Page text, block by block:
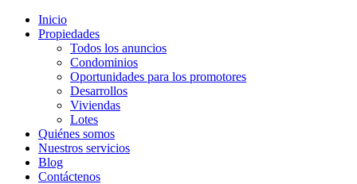
Inicio
Propiedades
Todos los anuncios
Condominios
Oportunidades para los promotores
Desarrollos
Viviendas
Lotes
Quiénes somos
Nuestros servicios
Blog
Contáctenos